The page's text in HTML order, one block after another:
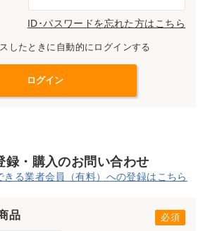
ID･パスワードを忘れた方はこちら
したときに自動的にログインする
録・購入のお問い合わせ
る業者会員（有料）への登録はこちら
品